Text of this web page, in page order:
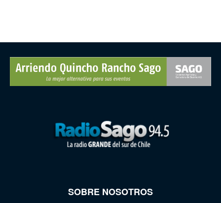
SOBRE NOSOTROS